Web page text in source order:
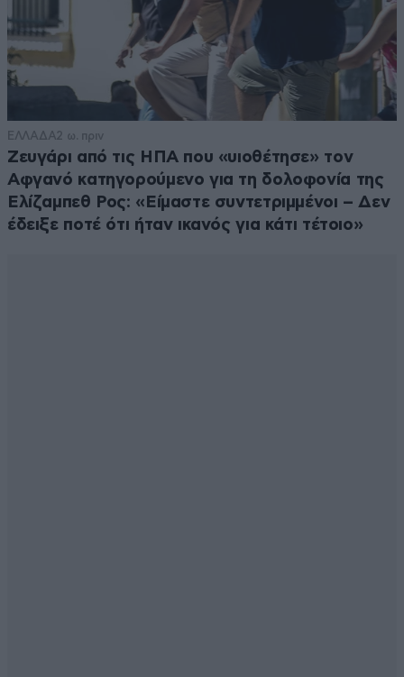
ΕΛΛΑΔΑ2 ω. πριν
Ζευγάρι από τις ΗΠΑ που «υιοθέτησε» τον
Αφγανό κατηγορούμενο για τη δολοφονία της
Ελίζαμπεθ Ρος: «Είμαστε συντετριμμένοι – Δεν
έδειξε ποτέ ότι ήταν ικανός για κάτι τέτοιο»